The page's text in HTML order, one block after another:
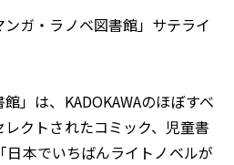
ガ・ラノベ図書館」サテライ
」は、KADOKAWAのほぼすべ
クトされたコミック、児童書
本でいちばんライトノベルが